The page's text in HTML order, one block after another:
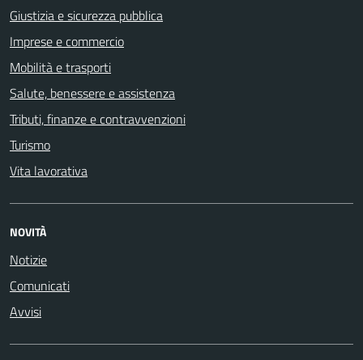
Giustizia e sicurezza pubblica
Imprese e commercio
Mobilità e trasporti
Salute, benessere e assistenza
Tributi, finanze e contravvenzioni
Turismo
Vita lavorativa
NOVITÀ
Notizie
Comunicati
Avvisi